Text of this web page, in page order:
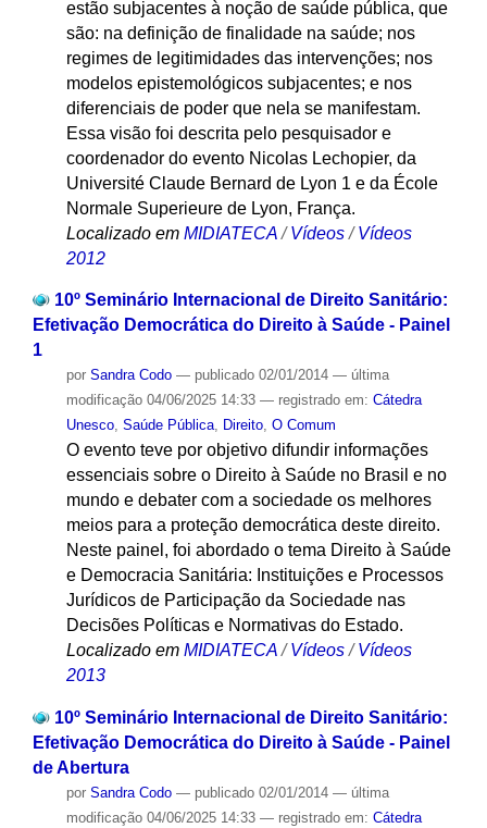
estão subjacentes à noção de saúde pública, que
são: na definição de finalidade na saúde; nos
regimes de legitimidades das intervenções; nos
modelos epistemológicos subjacentes; e nos
diferenciais de poder que nela se manifestam.
Essa visão foi descrita pelo pesquisador e
coordenador do evento Nicolas Lechopier, da
Université Claude Bernard de Lyon 1 e da École
Normale Superieure de Lyon, França.
Localizado em MIDIATECA /Vídeos /Vídeos
2012
10º Seminário Internacional de Direito Sanitário:
Efetivação Democrática do Direito à Saúde - Painel
1
por Sandra Codo — publicado02/01/2014 — última
modificação04/06/2025 14:33 — registrado em: Cátedra
Unesco, Saúde Pública, Direito, O Comum
O evento teve por objetivo difundir informações
essenciais sobre o Direito à Saúde no Brasil e no
mundo e debater com a sociedade os melhores
meios para a proteção democrática deste direito.
Neste painel, foi abordado o tema Direito à Saúde
e Democracia Sanitária: Instituições e Processos
Jurídicos de Participação da Sociedade nas
Decisões Políticas e Normativas do Estado.
Localizado em MIDIATECA /Vídeos /Vídeos
2013
10º Seminário Internacional de Direito Sanitário:
Efetivação Democrática do Direito à Saúde - Painel
de Abertura
por Sandra Codo — publicado02/01/2014 — última
modificação04/06/2025 14:33 — registrado em: Cátedra